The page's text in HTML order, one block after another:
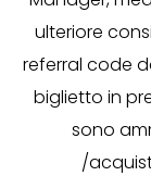
ulteriore
referral code
biglietto in
sono
/